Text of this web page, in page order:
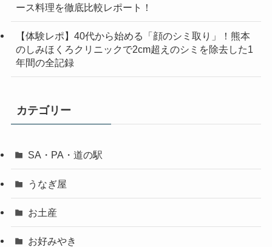
ース料理を徹底比較レポート！
【体験レポ】40代から始める「顔のシミ取り」！熊本
のしみほくろクリニックで2cm超えのシミを除去した1
年間の全記録
カテゴリー
SA・PA・道の駅
うなぎ屋
お土産
お好みやき